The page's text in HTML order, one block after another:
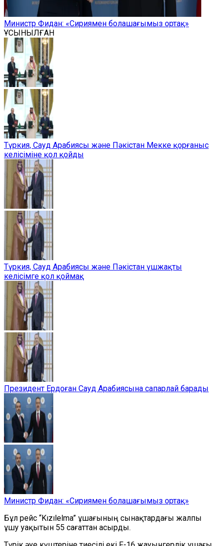
Министр Фидан: «Сириямен болашағымыз ортақ»
ҰСЫНЫЛҒАН
Түркия, Сауд Арабиясы және Пәкістан Мекке қорғаныс
келісіміне қол қойды
Түркия, Сауд Арабиясы және Пәкістан үшжақты
келісімге қол қоймақ
Президент Ердоған Сауд Арабиясына сапарлай барады
Министр Фидан: «Сириямен болашағымыз ортақ»
Бұл рейс “Kızılelma” ұшағының сынақтардағы жалпы
ұшу уақытын 55 сағаттан асырды.